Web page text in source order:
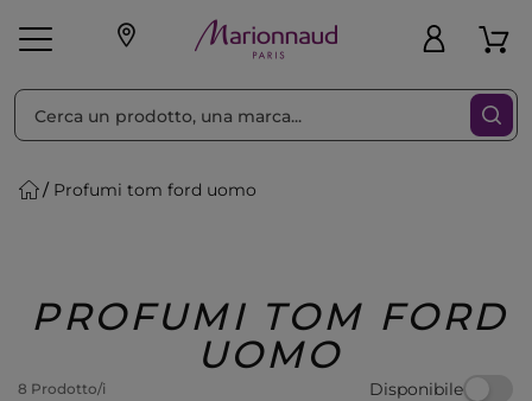
Make-up Profumi
Regalo
Profumi tom ford uomo
PROFUMI TOM FORD
UOMO
8 Prodotto/i Disponibile
Ordina per Filtra